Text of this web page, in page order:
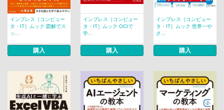
インプレス［コンピュー
タ・IT］ムック 図解でス
ッ...
購入
インプレス［コンピュー
タ・IT］ムック OCIで
学...
購入
インプレス［コンピュー
タ・IT］ムック 世界一や
さ...
購入